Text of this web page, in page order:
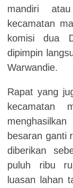
mandiri
kecamatan
komisi dua
dipimpin
Warwandie.
Rapat yang
kecamatan
besaran ganti
diberikan
puluh ribu
luasan lahan